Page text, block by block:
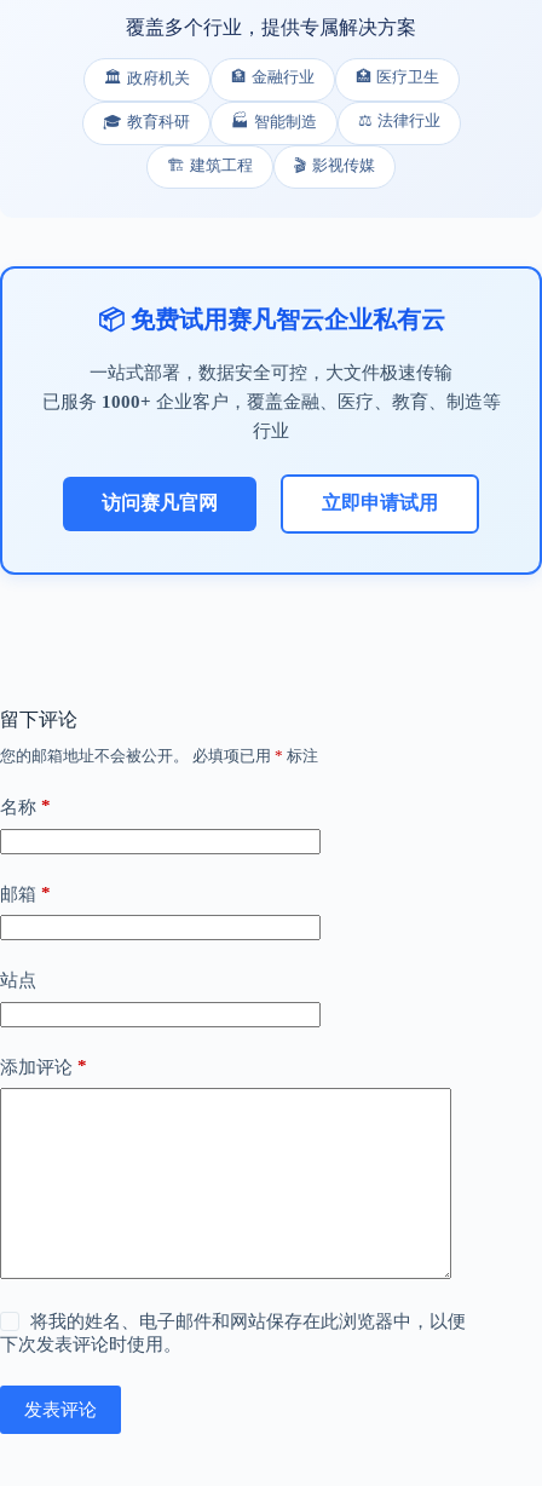
覆盖多个行业，提供专属解决方案
🏛️ 政府机关 🏦 金融行业 🏥 医疗卫生
🎓 教育科研 🏭 智能制造 ⚖️ 法律行业
🏗️ 建筑工程 🎬 影视传媒
📦 免费试用赛凡智云企业私有云
一站式部署，数据安全可控，大文件极速传输
已服务 1000+ 企业客户，覆盖金融、医疗、教育、制造等
行业
访问赛凡官网 立即申请试用
留下评论
您的邮箱地址不会被公开。 必填项已用 * 标注
名称 *
邮箱 *
站点
添加评论 *
将我的姓名、电子邮件和网站保存在此浏览器中，以便
下次发表评论时使用。
发表评论